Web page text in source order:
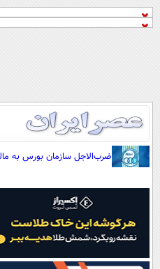
آب و
اوقات
ضرب‌الاجل سازمان بورس به